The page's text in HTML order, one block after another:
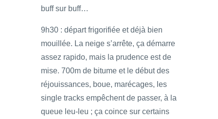
buff sur buff…
9h30 : départ frigorifiée et déjà bien
mouillée. La neige s’arrête, ça démarre
assez rapido, mais la prudence est de
mise. 700m de bitume et le début des
réjouissances, boue, marécages, les
single tracks empêchent de passer, à la
queue leu-leu ; ça coince sur certains